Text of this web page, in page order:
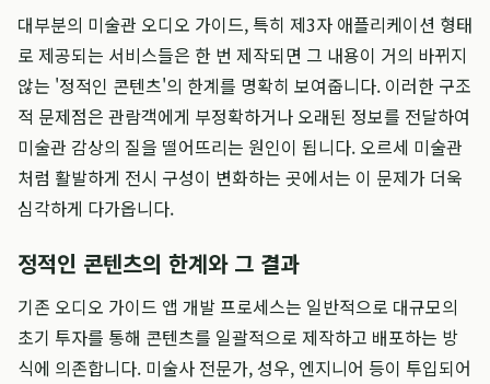
대부분의 미술관 오디오 가이드, 특히 제3자 애플리케이션 형태
로 제공되는 서비스들은 한 번 제작되면 그 내용이 거의 바뀌지
않는 '정적인 콘텐츠'의 한계를 명확히 보여줍니다. 이러한 구조
적 문제점은 관람객에게 부정확하거나 오래된 정보를 전달하여
미술관 감상의 질을 떨어뜨리는 원인이 됩니다. 오르세 미술관
처럼 활발하게 전시 구성이 변화하는 곳에서는 이 문제가 더욱
심각하게 다가옵니다.
정적인 콘텐츠의 한계와 그 결과
기존 오디오 가이드 앱 개발 프로세스는 일반적으로 대규모의
초기 투자를 통해 콘텐츠를 일괄적으로 제작하고 배포하는 방
식에 의존합니다. 미술사 전문가, 성우, 엔지니어 등이 투입되어